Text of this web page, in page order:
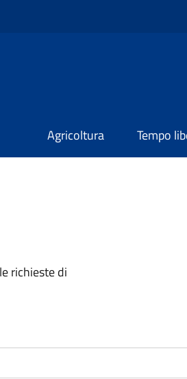
Agricoltura Tempo
richieste di